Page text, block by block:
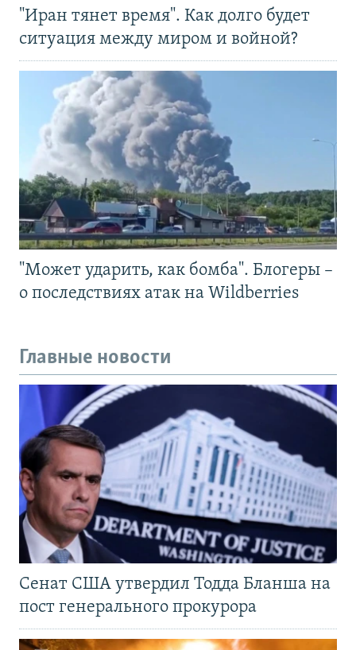
"Иран тянет время". Как долго будет
ситуация между миром и войной?
"Может ударить, как бомба". Блогеры –
о последствиях атак на Wildberries
Главные новости
Сенат США утвердил Тодда Бланша на
пост генерального прокурора